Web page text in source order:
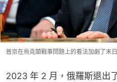
普京在烏克蘭戰事問題上的看法加劇了末
2023 年 2 月，俄羅斯退出